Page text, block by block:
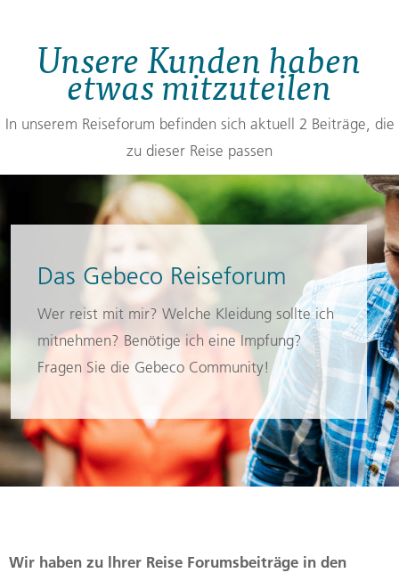
Unsere Kunden haben
etwas mitzuteilen
In unserem Reiseforum befinden sich aktuell 2 Beiträge, die
zu dieser Reise passen
Das Gebeco Reiseforum
Wer reist mit mir? Welche Kleidung sollte ich
mitnehmen? Benötige ich eine Impfung?
Fragen Sie die Gebeco Community!
Wir haben zu lhrer Reise Forumsbeiträge in den